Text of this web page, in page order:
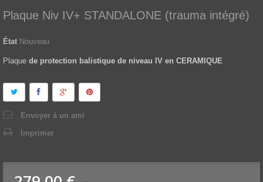
Plaque Niv IV+ STANDALONE (trauma intégré)
État Nouveau
Plaque de protection balistique de niveau IV en CERAMIQUE
Envoyer à un ami
Imprimer